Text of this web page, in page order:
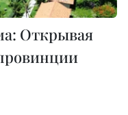
Открывая